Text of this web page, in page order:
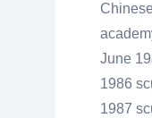
June
1986
1987